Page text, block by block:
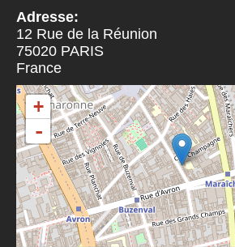
Adresse:
12 Rue de la Réunion
75020 PARIS
France
+
-